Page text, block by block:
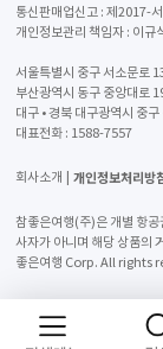
통신판매업신고 : 제2017-
개인정보관리 책임자 :
서울특별시 중구 서소문로
부산광역시 동구 중앙대로
대구 • 경북 대구광역시 중
대표전화 : 1588-7557
회사소개 개인정보처리방
참좋은여행(주)은 개별 항
사자가 아니며 해당 상품의
좋은여행 Corp. All rights